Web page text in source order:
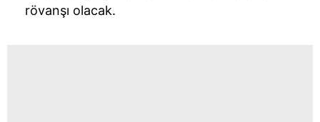
rövanşı olacak.